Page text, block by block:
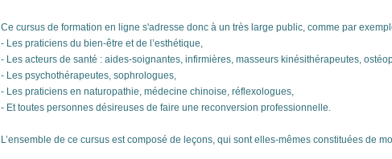
Ce cursus de formation en ligne s'adresse donc à un très large public, comme par
- Les praticiens du bien-être et de l’esthétique,
- Les acteurs de santé : aides-soignantes, infirmières, masseurs kinésithérapeutes,
- Les psychothérapeutes, sophrologues,
- Les praticiens en naturopathie, médecine chinoise, réflexologues,
- Et toutes personnes désireuses de faire une reconversion professionnelle.
L’ensemble de ce cursus est composé de leçons, qui sont elles-mêmes constituées de